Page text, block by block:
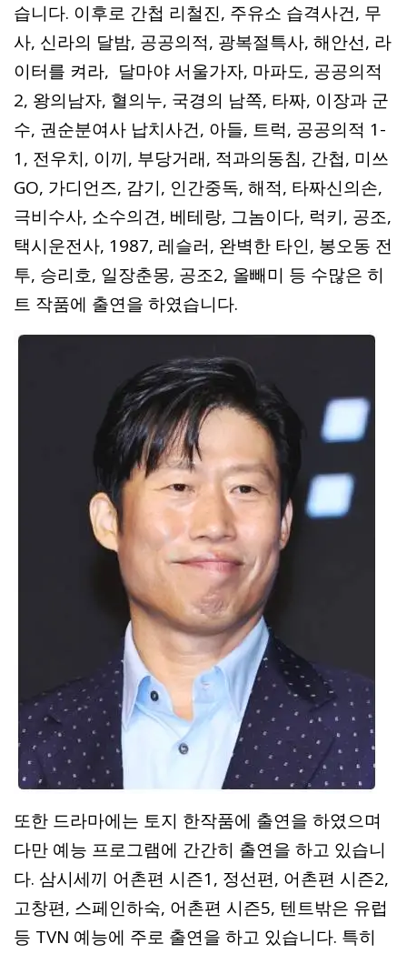
습니다. 이후로 간첩 리철진, 주유소 습격사건, 무
사, 신라의 달밤, 공공의적, 광복절특사, 해안선, 라
이터를 켜라, 달마야 서울가자, 마파도, 공공의적
2, 왕의남자, 혈의누, 국경의 남쪽, 타짜, 이장과 군
수, 권순분여사 납치사건, 아들, 트럭, 공공의적 1-
1, 전우치, 이끼, 부당거래, 적과의동침, 간첩, 미쓰
GO, 가디언즈, 감기, 인간중독, 해적, 타짜신의손,
극비수사, 소수의견, 베테랑, 그놈이다, 럭키, 공조,
택시운전사, 1987, 레슬러, 완벽한 타인, 봉오동 전
투, 승리호, 일장춘몽, 공조2, 올빼미 등 수많은 히
트 작품에 출연을 하였습니다.
또한 드라마에는 토지 한작품에 출연을 하였으며
다만 예능 프로그램에 간간히 출연을 하고 있습니
다. 삼시세끼 어촌편 시즌1, 정선편, 어촌편 시즌2,
고창편, 스페인하숙, 어촌편 시즌5, 텐트밖은 유럽
등 TVN 예능에 주로 출연을 하고 있습니다. 특히